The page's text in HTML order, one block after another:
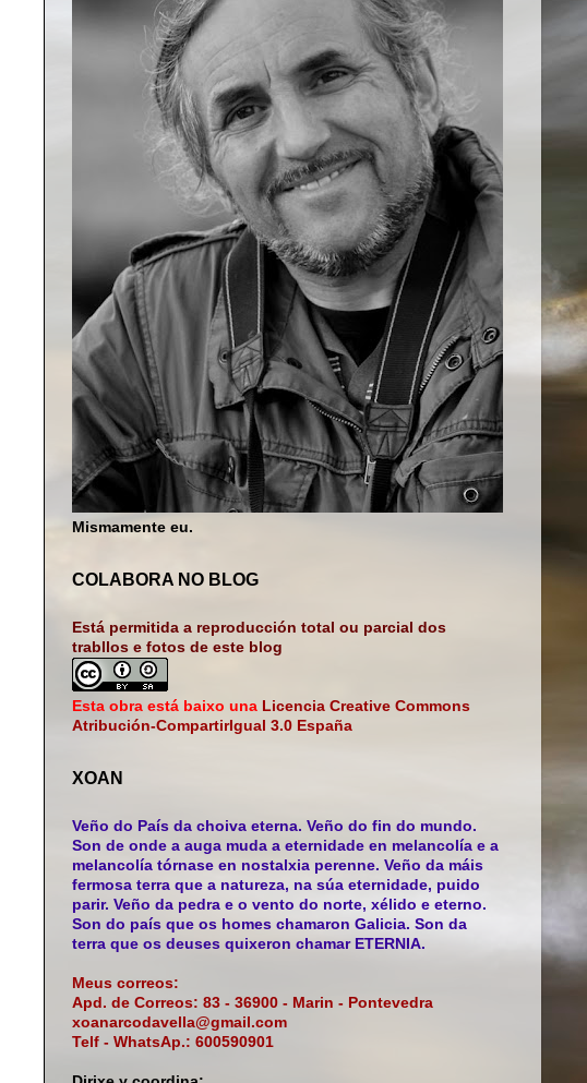
Mismamente eu.
COLABORA NO BLOG
Está permitida a reproducción total ou parcial dos
trabllos e fotos de este blog
Esta obra está baixo una Licencia Creative Commons
Atribución-CompartirIgual 3.0 España
XOAN
Veño do País da choiva eterna. Veño do fin do mundo.
Son de onde a auga muda a eternidade en melancolía e a
melancolía tórnase en nostalxia perenne. Veño da máis
fermosa terra que a natureza, na súa eternidade, puido
parir. Veño da pedra e o vento do norte, xélido e eterno.
Son do país que os homes chamaron Galicia. Son da
terra que os deuses quixeron chamar ETERNIA.
Meus correos:
Apd. de Correos: 83 - 36900 - Marin - Pontevedra
xoanarcodavella@gmail.com
Telf - WhatsAp.: 600590901